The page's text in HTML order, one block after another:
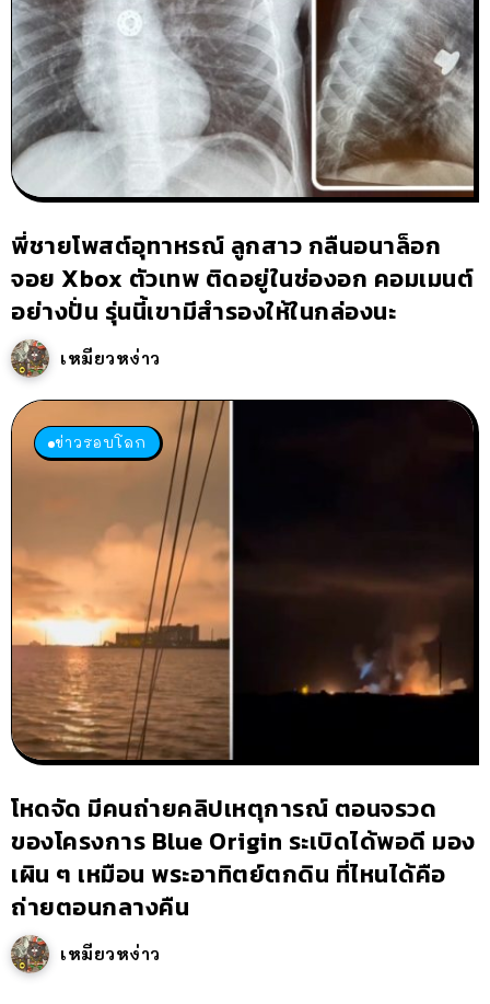
พี่ชายโพสต์อุทาหรณ์ ลูกสาว กลืนอนาล็อก
จอย Xbox ตัวเทพ ติดอยู่ในช่องอก คอมเมนต์
อย่างปั่น รุ่นนี้เขามีสำรองให้ในกล่องนะ
เหมียวหง่าว
ข่าวรอบโลก
โหดจัด มีคนถ่ายคลิปเหตุการณ์ ตอนจรวด
ของโครงการ Blue Origin ระเบิดได้พอดี มอง
เผิน ๆ เหมือน พระอาทิตย์ตกดิน ที่ไหนได้คือ
ถ่ายตอนกลางคืน
เหมียวหง่าว